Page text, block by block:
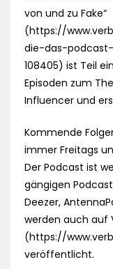
von und zu Fake“
(https://
die-das-
108405) ist Teil
Episoden zum
Influencer und
Kommende
immer Freitags
Der Podcast ist
gängigen
Deezer,
werden auch auf
(https://
veröffentlicht.